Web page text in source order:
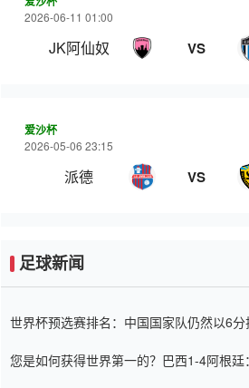
2026-06-11 01:00
JK阿仙奴 VS
爱沙杯
2026-05-06 23:15
派德 VS
足球新闻
世界杯预选赛排名：中国国家队仍然以6分
您是如何获得世界第一的？巴西1-4阿根廷